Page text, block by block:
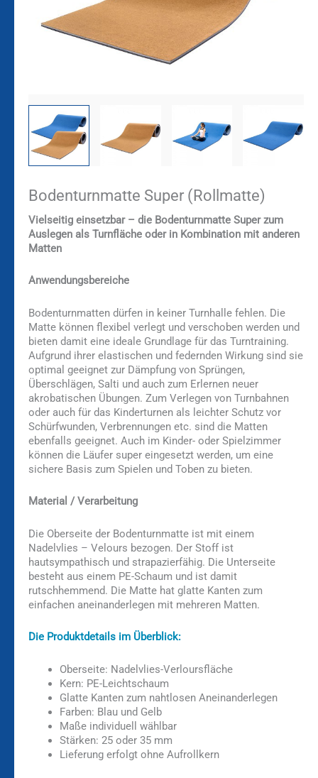
Bodenturnmatte Super (Rollmatte)
Vielseitig einsetzbar – die Bodenturnmatte Super zum
Auslegen als Turnfläche oder in Kombination mit anderen
Matten
Anwendungsbereiche
Bodenturnmatten dürfen in keiner Turnhalle fehlen. Die
Matte können flexibel verlegt und verschoben werden und
bieten damit eine ideale Grundlage für das Turntraining.
Aufgrund ihrer elastischen und federnden Wirkung sind sie
optimal geeignet zur Dämpfung von Sprüngen,
Überschlägen, Salti und auch zum Erlernen neuer
akrobatischen Übungen. Zum Verlegen von Turnbahnen
oder auch für das Kinderturnen als leichter Schutz vor
Schürfwunden, Verbrennungen etc. sind die Matten
ebenfalls geeignet. Auch im Kinder- oder Spielzimmer
können die Läufer super eingesetzt werden, um eine
sichere Basis zum Spielen und Toben zu bieten.
Material / Verarbeitung
Die Oberseite der Bodenturnmatte ist mit einem
Nadelvlies – Velours bezogen. Der Stoff ist
hautsympathisch und strapazierfähig. Die Unterseite
besteht aus einem PE-Schaum und ist damit
rutschhemmend. Die Matte hat glatte Kanten zum
einfachen aneinanderlegen mit mehreren Matten.
Die Produktdetails im Überblick:
Oberseite: Nadelvlies-Verloursfläche
Kern: PE-Leichtschaum
Glatte Kanten zum nahtlosen Aneinanderlegen
Farben: Blau und Gelb
Maße individuell wählbar
Stärken: 25 oder 35 mm
Lieferung erfolgt ohne Aufrollkern